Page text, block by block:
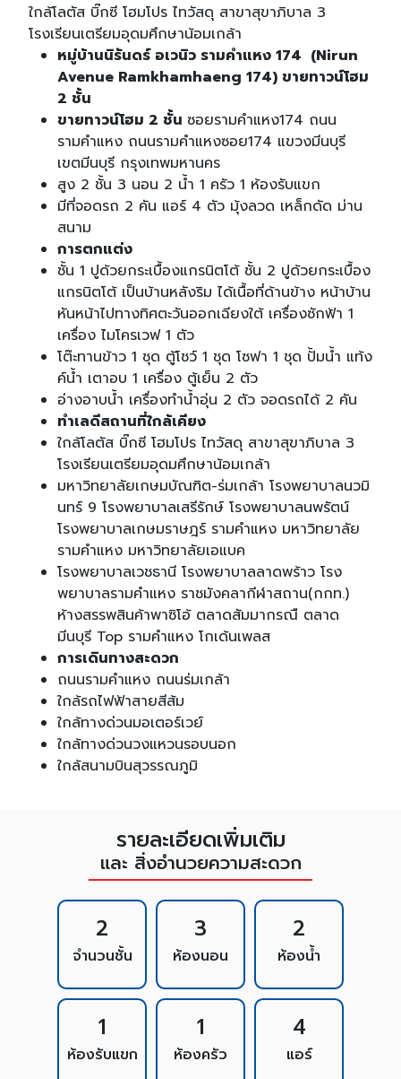
ใกล้โลตัส บิ๊กซี โฮมโปร ไทวัสดุ สาขาสุขาภิบาล 3
โรงเรียนเตรียมอุดมศึกษาน้อมเกล้า
หมู่บ้านนิรันดร์ อเวนิว รามคำแหง 174 (Nirun
Avenue Ramkhamhaeng 174) ขายทาวน์โฮม
2 ชั้น
ขายทาวน์โฮม 2 ชั้น ซอยรามคำแหง174 ถนน
รามคำแหง ถนนรามคำแหงซอย174 แขวงมีนบุรี
เขตมีนบุรี กรุงเทพมหานคร
สูง 2 ชั้น 3 นอน 2 น้ำ 1 ครัว 1 ห้องรับแขก
มีที่จอดรถ 2 คัน แอร์ 4 ตัว มุ้งลวด เหล็กดัด ม่าน
สนาม
การตกแต่ง
ชั้น 1 ปูด้วยกระเบื้องแกรนิตโต้ ชั้น 2 ปูด้วยกระเบื้อง
แกรนิตโต้ เป็นบ้านหลังริม ได้เนื้อที่ด้านข้าง หน้าบ้าน
หันหน้าไปทางทิศตะวันออกเฉียงใต้ เครื่องซักฟ้า 1
เครื่อง ไมโครเวฟ 1 ตัว
โต๊ะทานข้าว 1 ชุด ตู้โชว์ 1 ชุด โซฟา 1 ชุด ปั้มน้ำ แท้ง
ค์น้ำ เตาอบ 1 เครื่อง ตู้เย็น 2 ตัว
อ่างอาบน้ำ เครื่องทำน้ำอุ่น 2 ตัว จอดรถได้ 2 คัน
ทำเลดีสถานที่ใกล้เคียง
ใกล้โลตัส บิ๊กซี โฮมโปร ไทวัสดุ สาขาสุขาภิบาล 3
โรงเรียนเตรียมอุดมศึกษาน้อมเกล้า
มหาวิทยาลัยเกษมบัณฑิต-ร่มเกล้า โรงพยาบาลนวมิ
นทร์ 9 โรงพยาบาลเสรีรักษ์ โรงพยาบาลนพรัตน์
โรงพยาบาลเกษมราษฎร์ รามคำแหง มหาวิทยาลัย
รามคำแหง มหาวิทยาลัยเอแบค
โรงพยาบาลเวชธานี โรงพยาบาลลาดพร้าว โรง
พยาบาลรามคำแหง ราชมังคลากีฬาสถาน(กกท.)
ห้างสรรพสินค้าพาซิโอ้ ตลาดสัมมากรณื ตลาด
มีนบุรี Top รามคำแหง โกเด้นเพลส
การเดินทางสะดวก
ถนนรามคำแหง ถนนร่มเกล้า
ใกล้รถไฟฟ้าสายสีส้ม
ใกล้ทางด่วนมอเตอร์เวย์
ใกล้ทางด่วนวงแหวนรอบนอก
ใกล้สนามบินสุวรรณภูมิ
รายละเอียดเพิ่มเติม
และ สิ่งอำนวยความสะดวก
2
จำนวนชั้น
3
ห้องนอน
2
ห้องน้ำ
1
ห้องรับแขก
1
ห้องครัว
4
แอร์